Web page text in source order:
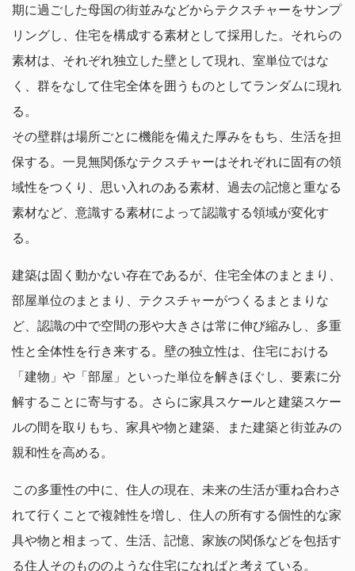
期に過ごした母国の街並みなどからテクスチャーをサンプ
リングし、住宅を構成する素材として採用した。それらの
素材は、それぞれ独立した壁として現れ、室単位ではな
く、群をなして住宅全体を囲うものとしてランダムに現れ
る。
その壁群は場所ごとに機能を備えた厚みをもち、生活を担
保する。一見無関係なテクスチャーはそれぞれに固有の領
域性をつくり、思い入れのある素材、過去の記憶と重なる
素材など、意識する素材によって認識する領域が変化す
る。
建築は固く動かない存在であるが、住宅全体のまとまり、
部屋単位のまとまり、テクスチャーがつくるまとまりな
ど、認識の中で空間の形や大きさは常に伸び縮みし、多重
性と全体性を行き来する。壁の独立性は、住宅における
「建物」や「部屋」といった単位を解きほぐし、要素に分
解することに寄与する。さらに家具スケールと建築スケー
ルの間を取りもち、家具や物と建築、また建築と街並みの
親和性を高める。
この多重性の中に、住人の現在、未来の生活が重ね合わさ
れて行くことで複雑性を増し、住人の所有する個性的な家
具や物と相まって、生活、記憶、家族の関係などを包括す
る住人そのもののような住宅になればと考えている。